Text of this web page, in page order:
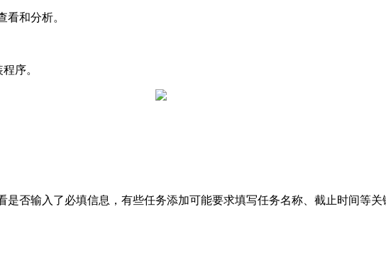
和分析。
序。
输入了必填信息，有些任务添加可能要求填写任务名称、截止时间等关